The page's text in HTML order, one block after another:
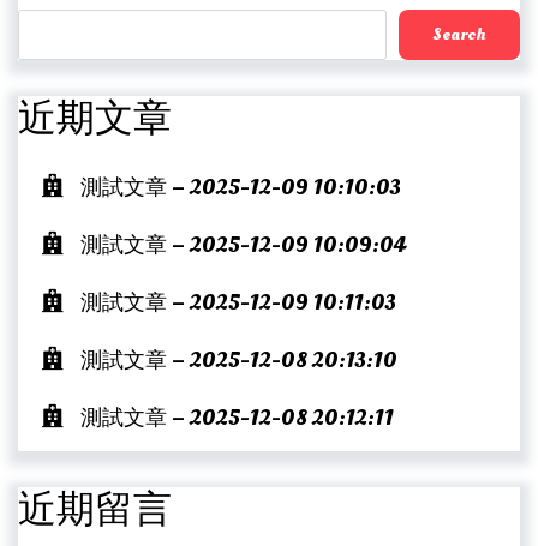
Search
近期文章
測試文章 – 2025-12-09 10:10:03
測試文章 – 2025-12-09 10:09:04
測試文章 – 2025-12-09 10:11:03
測試文章 – 2025-12-08 20:13:10
測試文章 – 2025-12-08 20:12:11
近期留言